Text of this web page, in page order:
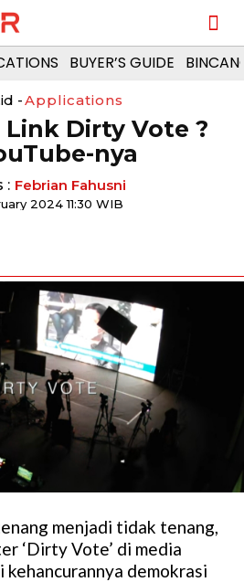
BUYER’S GUIDE
-Applications
Link Dirty Vote ?
nya
: Febrian Fahusni
2024 11:30 WIB
menjadi tidak tenang,
‘Dirty Vote’ di media
kehancurannya demokrasi